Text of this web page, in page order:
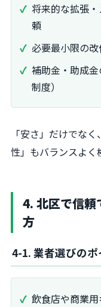
将来的な拡張
頼
必要最小限の改
補助金・助成
制度）
「安さ」だけでな
性」もバランスよく
4. 北区で信頼
方
4-1. 業者選びのポ
飲食店や商業